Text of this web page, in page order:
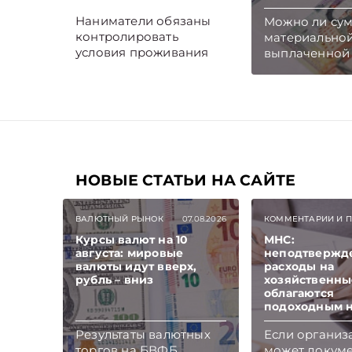
Наниматели обязаны
контролировать
условия проживания
документально
Можно ли
выплаченной
несчастного
нанимателю?
чтобы не
новые статьи
TelegramViber
НОВЫЕ СТАТЬИ НА САЙТЕ
ВАЛЮТНЫЙ РЫНОК 07.08.2026
Курсы валют на 10
августа: мировые
валюты идут вверх,
рубль – вниз
Результаты валютных
КОММЕНТАРИИ И
МНС:
расходы на
облагаются
подоходным
Если